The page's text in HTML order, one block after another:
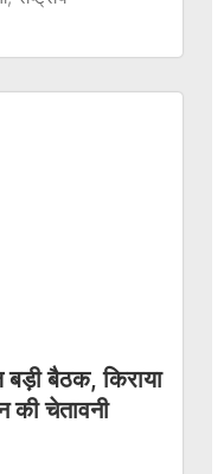
बैठक, किराया
की चेतावनी